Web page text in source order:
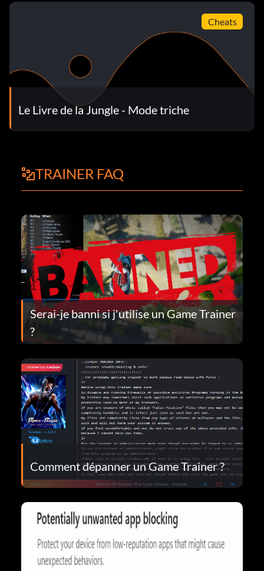
Cheats
Le Livre de la Jungle - Mode triche
TRAINER FAQ
Serai-je banni si j'utilise un Game Trainer
?
Comment dépanner un Game Trainer ?